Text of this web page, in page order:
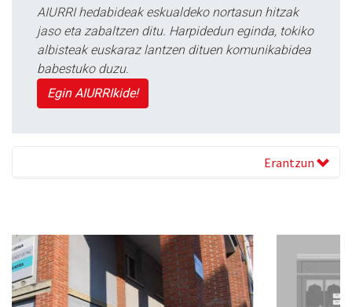
AIURRI hedabideak eskualdeko nortasun hitzak
jaso eta zabaltzen ditu. Harpidedun eginda, tokiko
albisteak euskaraz lantzen dituen komunikabidea
babestuko duzu.
Egin AIURRIkide!
Erantzun